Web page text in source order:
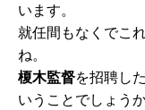
います。
就任間もなくでこ
ね。
榎木監督を招聘した
いうことでしょうか